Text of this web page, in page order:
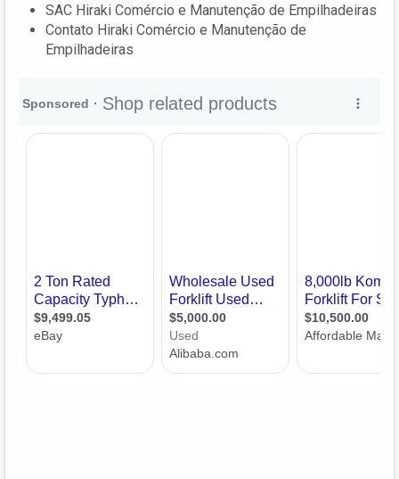
SAC Hiraki Comércio e Manutenção de Empilhadeiras
Contato Hiraki Comércio e Manutenção de
Empilhadeiras